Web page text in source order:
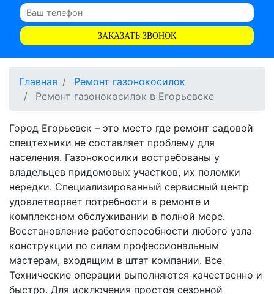
ЗАКАЗАТЬ ЗВОНОК
Главная
Ремонт газонокосилок
Ремонт газонокосилок в Егорьевске
Город Егорьевск – это место где ремонт садовой
спецтехники не составляет проблему для
населения. Газонокосилки востребованы у
владельцев придомовых участков, их поломки
нередки. Специализированный сервисный центр
удовлетворяет потребности в ремонте и
комплексном обслуживании в полной мере.
Восстановление работоспособности любого узла
конструкции по силам профессиональным
мастерам, входящим в штат компании. Все
Технические операции выполняются качественно и
быстро. Для исключения простоя сезонной